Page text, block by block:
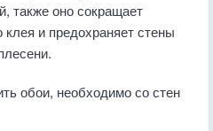
также оно сокращает
клея и предохраняет стены
обои, необходимо со стен